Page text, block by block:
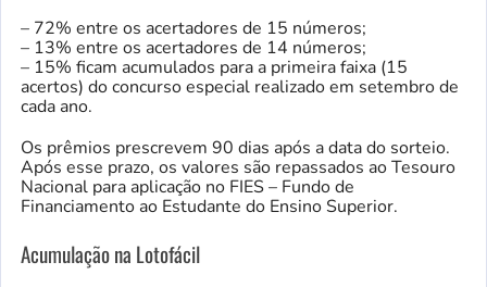
– 72% entre os acertadores de 15 números;
– 13% entre os acertadores de 14 números;
– 15% ficam acumulados para a primeira faixa (15
acertos) do concurso especial realizado em setembro de
cada ano.
Os prêmios prescrevem 90 dias após a data do sorteio.
Após esse prazo, os valores são repassados ao Tesouro
Nacional para aplicação no FIES – Fundo de
Financiamento ao Estudante do Ensino Superior.
Acumulação na Lotofácil